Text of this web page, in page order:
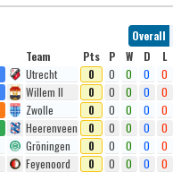
Overall
Team Pts P W D L
Utrecht 0 0 0 0 0
Willem II 0 0 0 0 0
Zwolle 0 0 0 0 0
Heerenveen 0 0 0 0 0
Gröningen 0 0 0 0 0
Feyenoord 0 0 0 0 0